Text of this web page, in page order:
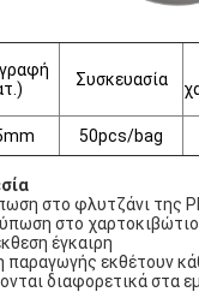
Συσκευασία
50pcs/bag
στο φλυτζάνι της
στο
έγκαιρη
παραγωγής εκθέτουν
διαφορετικά στα